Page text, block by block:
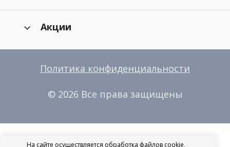
Акции
Политика конфиденциальности
© 2026 Все права защищены
На сайте осуществляется обработка файлов cookie,